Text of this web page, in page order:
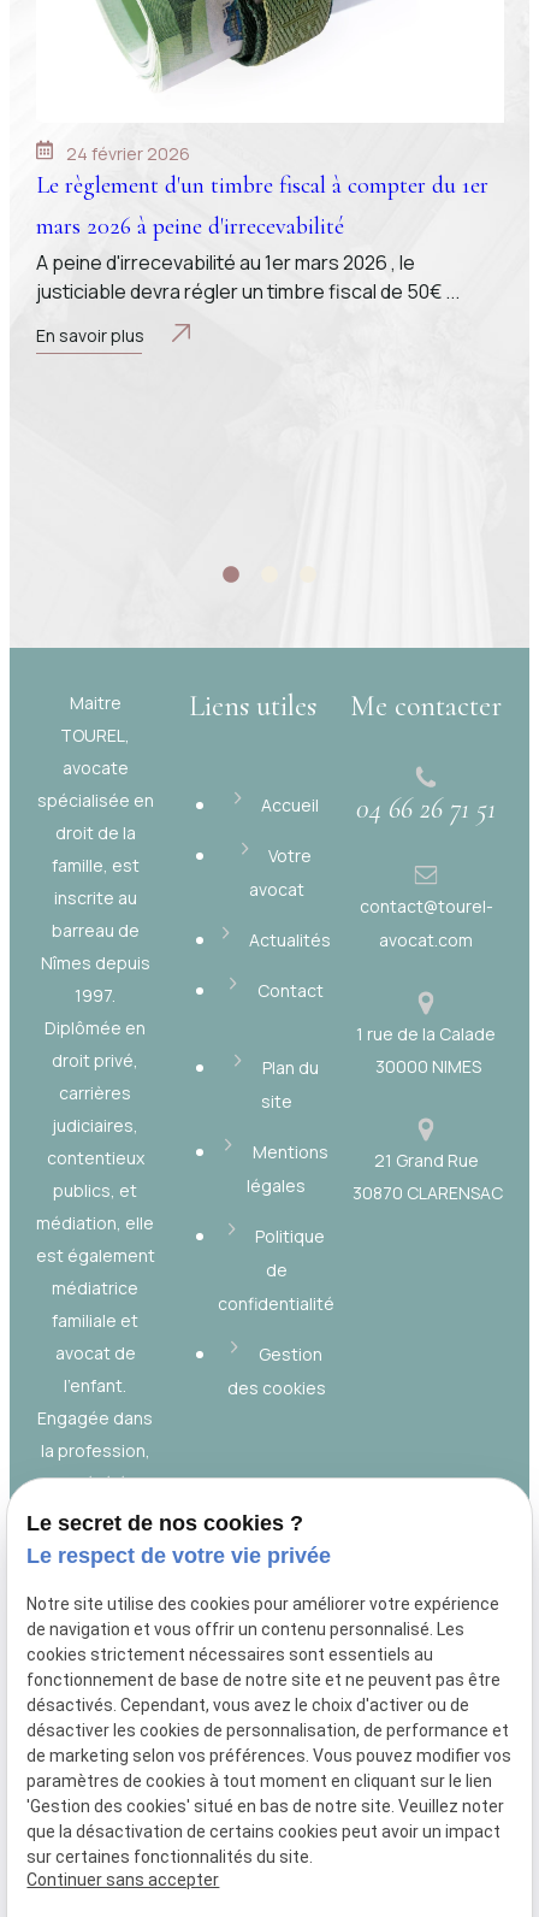
24 février 2026
Le règlement d'un timbre fiscal à compter du 1er
mars 2026 à peine d'irrecevabilité
A peine d'irrecevabilité au 1er mars 2026 , le
justiciable devra régler un timbre fiscal de 50€ ...
En savoir plus
Maitre
TOUREL,
avocate
spécialisée en
droit de la
famille, est
inscrite au
barreau de
Nîmes depuis
1997.
Diplômée en
droit privé,
carrières
judiciaires,
contentieux
publics, et
médiation, elle
est également
médiatrice
familiale et
avocat de
l’enfant.
Engagée dans
la profession,
elle a été élue
au Conseil de
l’ordre et
des Jeunes
Avocats de
Nîmes.
Polyglotte, elle
parle
espagnol et
comprend
l’italien et
l’anglais.
Liens utiles
Accueil
Votre
avocat
Actualités
Contact
Plan du
site
Mentions
légales
Politique
de
confidentialité
Gestion
des cookies
Me contacter
04 66 26 71 51
contact@tourel-
avocat.com
1 rue de la Calade
30000 NIMES
21 Grand Rue
30870 CLARENSAC
Le secret de nos cookies ?
Le respect de votre vie privée
Notre site utilise des cookies pour améliorer votre expérience
de navigation et vous offrir un contenu personnalisé. Les
cookies strictement nécessaires sont essentiels au
fonctionnement de base de notre site et ne peuvent pas être
désactivés. Cependant, vous avez le choix d'activer ou de
désactiver les cookies de personnalisation, de performance et
de marketing selon vos préférences. Vous pouvez modifier vos
paramètres de cookies à tout moment en cliquant sur le lien
'Gestion des cookies' situé en bas de notre site. Veuillez noter
que la désactivation de certains cookies peut avoir un impact
sur certaines fonctionnalités du site.
Continuer sans accepter